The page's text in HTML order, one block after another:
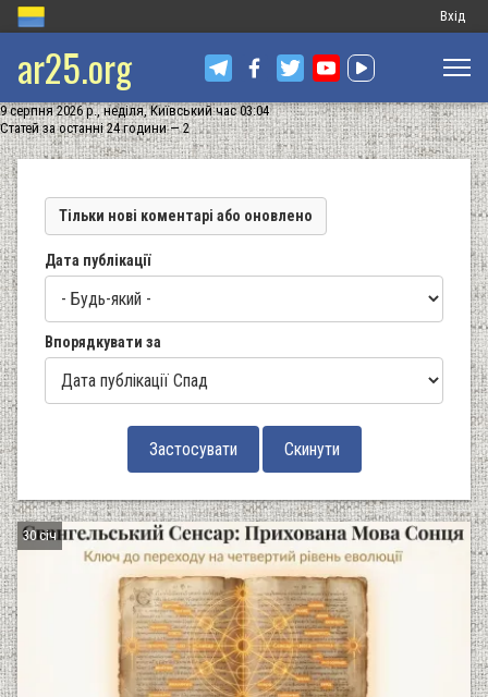
Меню
запису
Вхід
ar25.org
9 серпня 2026 р., неділя, Київський час 03:04
Статей за останні 24 години — 2
Тільки нові коментарі або оновлено
Дата публікації
Впорядкувати за
30 січ